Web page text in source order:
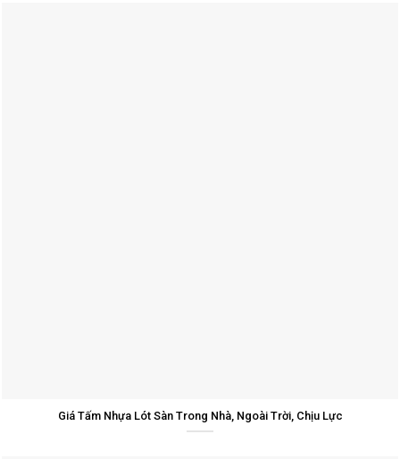
Giá Tấm Nhựa Lót Sàn Trong Nhà, Ngoài Trời, Chịu Lực